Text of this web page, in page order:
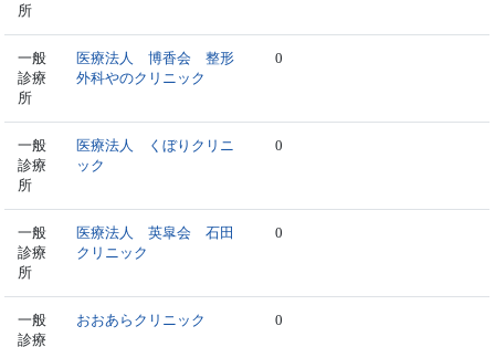
所
一般
診療
所
医療法人 博香会 整形
外科やのクリニック
0
一般
診療
所
医療法人 くぼりクリニ
ック
0
一般
診療
所
医療法人 英皐会 石田
クリニック
0
一般
診療
おおあらクリニック 0